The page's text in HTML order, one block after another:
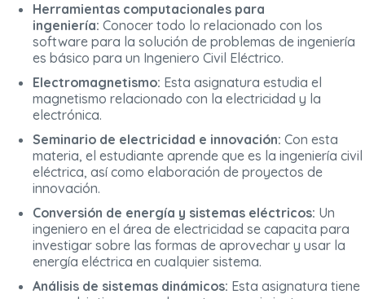
Herramientas computacionales para
ingeniería: Conocer todo lo relacionado con los
software para la solución de problemas de ingeniería
es básico para un Ingeniero Civil Eléctrico.
Electromagnetismo: Esta asignatura estudia el
magnetismo relacionado con la electricidad y la
electrónica.
Seminario de electricidad e innovación: Con esta
materia, el estudiante aprende que es la ingeniería civil
eléctrica, así como elaboración de proyectos de
innovación.
Conversión de energía y sistemas eléctricos: Un
ingeniero en el área de electricidad se capacita para
investigar sobre las formas de aprovechar y usar la
energía eléctrica en cualquier sistema.
Análisis de sistemas dinámicos: Esta asignatura tiene